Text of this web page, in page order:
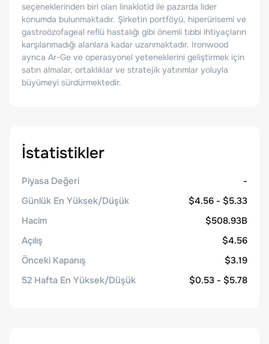
seçeneklerinden biri olan linaklotid ile pazarda lider
konumda bulunmaktadır. Şirketin portföyü, hiperürisemi ve
gastroözofageal reflü hastalığı gibi önemli tıbbi ihtiyaçların
karşılanmadığı alanlara kadar uzanmaktadır. Ironwood
ayrıca Ar-Ge ve operasyonel yeteneklerini geliştirmek için
satın almalar, ortaklıklar ve stratejik yatırımlar yoluyla
büyümeyi sürdürmektedir.
İstatistikler
Piyasa Değeri
-
Günlük En Yüksek/Düşük
$4.56 - $5.33
Hacim
$508.93B
Açılış
$4.56
Önceki Kapanış
$3.19
52 Hafta En Yüksek/Düşük
$0.53 - $5.78